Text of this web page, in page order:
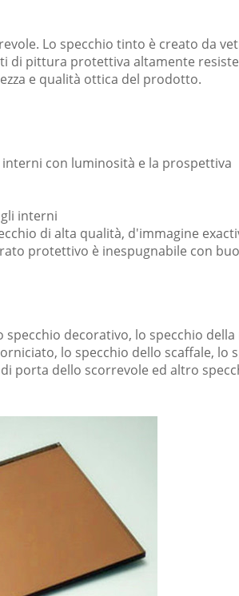
Lo specchio tinto è creato da
di pittura protettiva altamente
e qualità ottica del prodotto.
con luminosità e la prospettiva
interni
di alta qualità, d'immagine
protettivo è inespugnabile con
decorativo, lo specchio
lo specchio dello scaffale,
porta dello scorrevole ed altro